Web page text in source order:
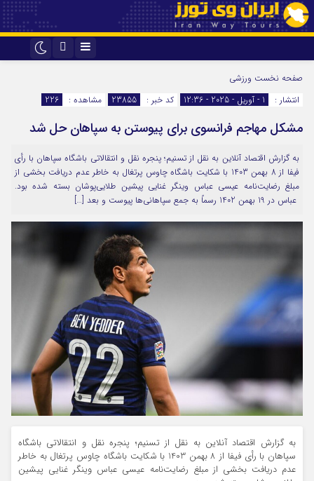
اینستاگرام
صفحه نخست ورزشی
انتشار :
1 - آوریل - 2025 - 12:36 کد خبر : 23855 مشاهده : 226
مشکل مهاجم فرانسوی برای پیوستن به سپاهان حل شد
به گزارش اقتصاد آنلاین به نقل از تسنیم؛ پنجره نقل و انتقالاتی باشگاه سپاهان با رأی
فیفا از 8 بهمن 1403 با شکایت باشگاه چاوس پرتغال به خاطر عدم دریافت بخشی از
مبلغ رضایت‌نامه عیسی عباس وینگر غنایی پیشین طلایی‌پوشان بسته شده بود.
عباس در 19 بهمن 1402 رسماً به جمع سپاهانی‌ها پیوست و بعد […]
به گزارش اقتصاد آنلاین به نقل از تسنیم؛ پنجره نقل و انتقالاتی باشگاه
سپاهان با رأی فیفا از 8 بهمن 1403 با شکایت باشگاه چاوس پرتغال به خاطر
عدم دریافت بخشی از مبلغ رضایت‌نامه عیسی عباس وینگر غنایی پیشین